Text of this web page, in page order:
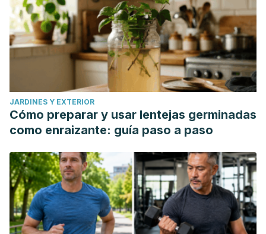
JARDINES Y EXTERIOR
Cómo preparar y usar lentejas germinadas
como enraizante: guía paso a paso